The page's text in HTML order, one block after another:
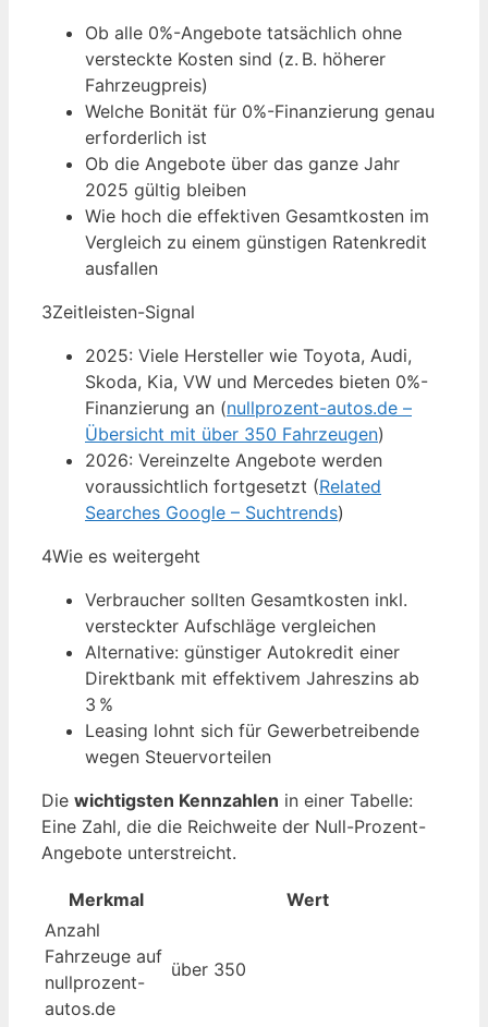
Ob alle 0%-Angebote tatsächlich ohne
versteckte Kosten sind (z. B. höherer
Fahrzeugpreis)
Welche Bonität für 0%-Finanzierung genau
erforderlich ist
Ob die Angebote über das ganze Jahr
2025 gültig bleiben
Wie hoch die effektiven Gesamtkosten im
Vergleich zu einem günstigen Ratenkredit
ausfallen
3Zeitleisten-Signal
2025: Viele Hersteller wie Toyota, Audi,
Skoda, Kia, VW und Mercedes bieten 0%-
Finanzierung an (nullprozent-autos.de –
Übersicht mit über 350 Fahrzeugen)
2026: Vereinzelte Angebote werden
voraussichtlich fortgesetzt (Related
Searches Google – Suchtrends)
4Wie es weitergeht
Verbraucher sollten Gesamtkosten inkl.
versteckter Aufschläge vergleichen
Alternative: günstiger Autokredit einer
Direktbank mit effektivem Jahreszins ab
3 %
Leasing lohnt sich für Gewerbetreibende
wegen Steuervorteilen
Die wichtigsten Kennzahlen in einer Tabelle:
Eine Zahl, die die Reichweite der Null-Prozent-
Angebote unterstreicht.
Merkmal
Wert
Anzahl
Fahrzeuge auf
nullprozent-
autos.de
über 350